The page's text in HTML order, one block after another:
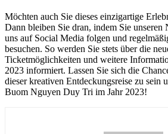
Möchten auch Sie dieses einzigartige
Dann bleiben Sie dran, indem Sie unseren
uns auf Social Media folgen und
besuchen. So werden Sie stets über die
Ticketmöglichkeiten und weitere
2023 informiert. Lassen Sie sich die
dieser kreativen Entdeckungsreise zu sein
Buom Nguyen Duy Tri im Jahr 2023!